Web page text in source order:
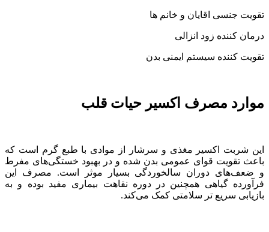
تقویت جنسی اقایان و خانم ها
درمان کننده زود انزالی
تقویت کننده سیستم ایمنی بدن
موارد مصرف اکسیر حیات قلب
این شربت اکسیر مغذی و سرشار از موادی با طبع گرم است که
باعث تقویت قوای عمومی بدن شده و در بهبود خستگی‌های مفرط
و ضعف‌های دوران سالخوردگی بسیار موثر است. مصرف این
فرآورده گیاهی همچنین در دوره نقاهت بیماری مفید بوده و به
بازیابی سریع تر سلامتی کمک می‌کند.